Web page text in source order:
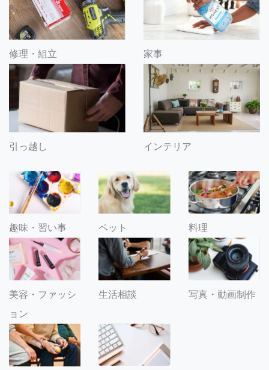
修理・組立 家事
引っ越し インテリア
趣味・習い事 ペット 料理
美容・ファッシ
ョン
生活相談 写真・動画制作